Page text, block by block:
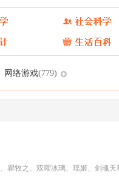
网络游戏(779)
瞿牧之、双曜冰璃、瑶姬、剑魂